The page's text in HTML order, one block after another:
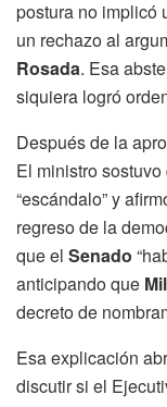
postura no implicó
un rechazo al
Rosada. Esa
siquiera logró
Después de la
El ministro
“escándalo” y
regreso de la
que el Senado
anticipando que
decreto de
Esa explicación
discutir si el